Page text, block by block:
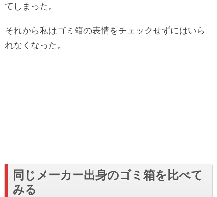
てしまった。
それから私はゴミ箱の表情をチェックせずにはいら
れなくなった。
同じメーカー出身のゴミ箱を比べて
みる